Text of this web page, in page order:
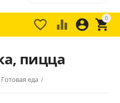
0


 
пицца
Готовая еда /